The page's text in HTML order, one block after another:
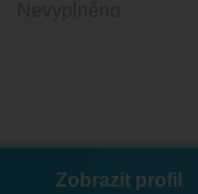
Zobrazit profil